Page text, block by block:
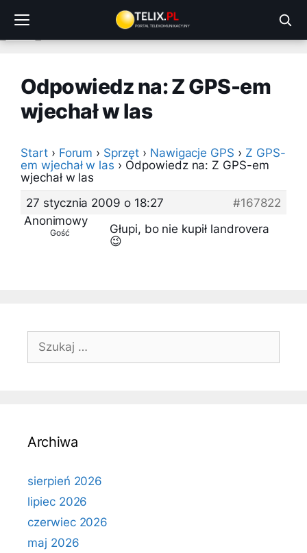
treści
Odpowiedz na: Z GPS-em
wjechał w las
Start › Forum › Sprzęt › Nawigacje GPS › Z GPS-
em wjechał w las › Odpowiedz na: Z GPS-em
wjechał w las
27 stycznia 2009 o 18:27
#167822
Anonimowy
Gość
Głupi, bo nie kupił landrovera
😉
Szukaj:
Archiwa
sierpień 2026
lipiec 2026
czerwiec 2026
maj 2026